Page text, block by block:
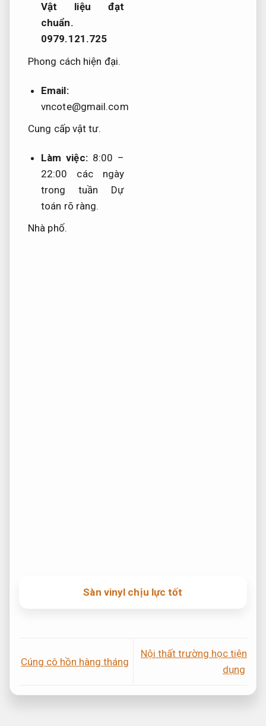
Vật liệu đạt
chuẩn.
0979.121.725
Phong cách hiện đại.
Email:
vncote@gmail.com
Cung cấp vật tư.
Làm việc:8:00 –
22:00 các ngày
trong tuần Dự
toán rõ ràng.
Nhà phố.
Sàn vinyl chịu lực tốt
Cúng cô hồn hàng tháng
Nội thất trường học tiện
dụng